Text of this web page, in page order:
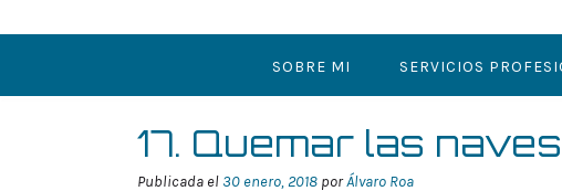
SOBRE MI SERVICIOS
17. Quemar las naves
Publicada el 30 enero, 2018 porÁlvaro Roa